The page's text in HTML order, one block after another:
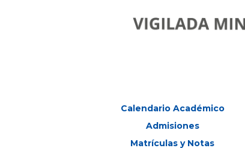
Calendario Académico
Admisiones
Matrículas y Notas